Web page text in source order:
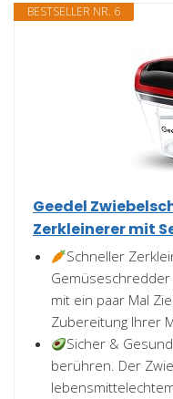
BESTSELLER NR. 6
Geedel
Zerkleinerer mit
Schneller
mit ein paar Mal
Zubereitung Ihrer
Sicher &
berühren. Der